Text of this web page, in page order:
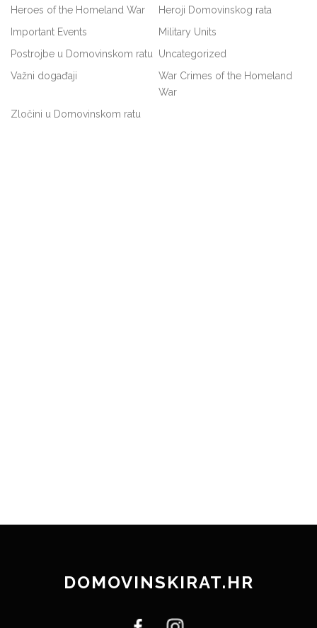
Heroes of the Homeland War
Heroji Domovinskog rata
Important Events
Military Units
Postrojbe u Domovinskom ratu Uncategorized
Važni događaji
War Crimes of the Homeland
War
Zločini u Domovinskom ratu
DOMOVINSKIRAT.HR